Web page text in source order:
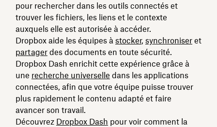
pour rechercher dans les outils connectés et
trouver les fichiers, les liens et le contexte
auxquels elle est autorisée à accéder.
Dropbox aide les équipes à stocker, synchroniser et
partager des documents en toute sécurité.
Dropbox Dash enrichit cette expérience grâce à
une recherche universelle dans les applications
connectées, afin que votre équipe puisse trouver
plus rapidement le contenu adapté et faire
avancer son travail.
Découvrez Dropbox Dash pour voir comment la